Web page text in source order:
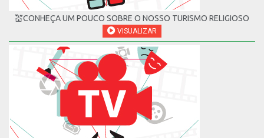
💒CONHEÇA UM POUCO SOBRE O NOSSO TURISMO RELIGIOSO
VISUALIZAR